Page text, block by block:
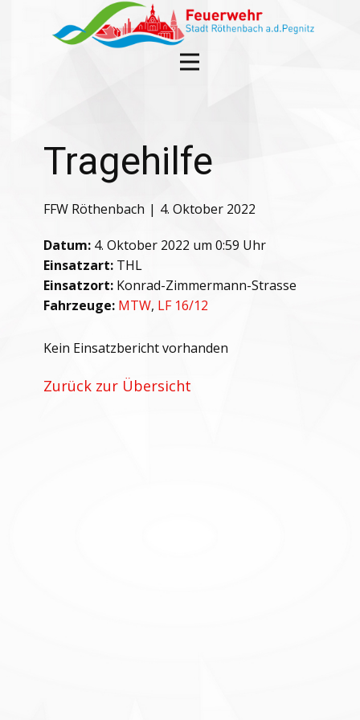
Tragehilfe
FFW Röthenbach 4. Oktober 2022
Datum: 4. Oktober 2022 um 0:59 Uhr
Einsatzart: THL
Einsatzort: Konrad-Zimmermann-Strasse
Fahrzeuge: MTW, LF 16/12
Kein Einsatzbericht vorhanden
Zurück zur Übersicht